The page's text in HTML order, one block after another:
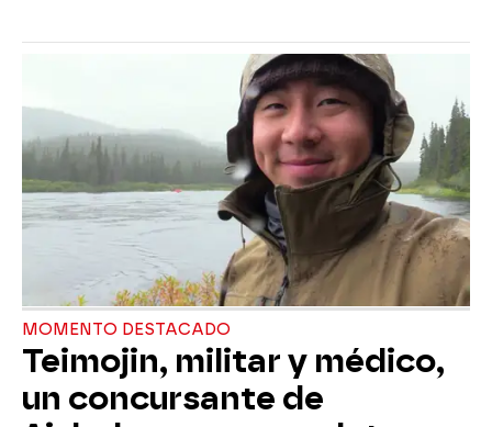
MOMENTO DESTACADO
Teimojin, militar y médico,
un concursante de